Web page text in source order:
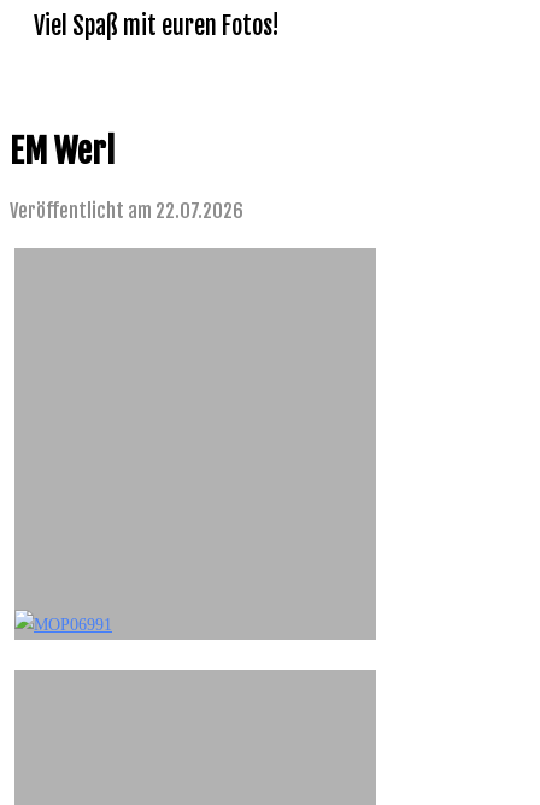
Viel Spaß mit euren Fotos!
EM Werl
Veröffentlicht am 22.07.2026